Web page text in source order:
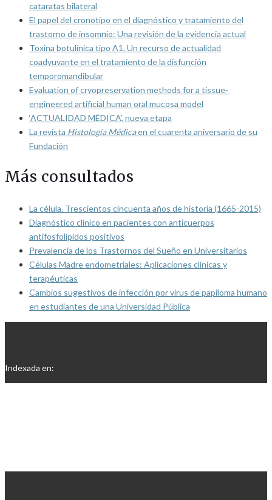
cataratas bilateral
El papel del cronotipo en el diagnóstico y tratamiento del
trastorno de insomnio: Una revisión de la evidencia actual
Toxina botulínica tipo A1. Un recurso de actualidad
coadyuvante en el tratamiento de la disfunción
temporomandibular
Evaluation of cryopreservation methods for a tissue-
engineered artificial human oral mucosa model
‘ACTUALIDAD MÉDICA’, nueva etapa
La revista Histología Médicaen el cuarenta aniversario de su
Fundación
Más consultados
La célula. Trescientos cincuenta años de historia (1665-2015)
Diagnóstico clínico en pacientes con anticuerpos
antifosfolípidos positivos
Prevalencia de los Trastornos del Sueño en Universitarios
Células Madre endometriales: Aplicaciones clínicas y
terapéuticas
Cambios sugestivos de infección por virus de papiloma humano
en estudiantes de una Universidad Pública
Indexada en: